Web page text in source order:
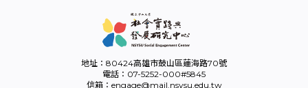
地址：80424高雄市鼓山區蓮海路70號
電話：07-5252-000#5845
信箱：engage@mail.nsysu.edu.tw